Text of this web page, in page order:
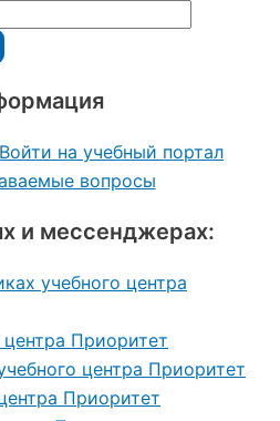
Войти на учебный портал
вопросы
и мессенджерах: